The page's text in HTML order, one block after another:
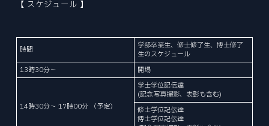
EVENT
イベント
プレスリリース
自動車の過去・未来館
〒980-8579
宮城県仙台市青葉区荒巻字青葉 6-6-01
【 スケジュール 】
時間
学部卒業生、修士修了生、博士修了
生のスケジュール
13時30分～
開場
14時30分～ 17時00分 （予定）
学士学位記伝達
(記念写真撮影、表彰も含む)
修士学位記伝達
博士学位記伝達